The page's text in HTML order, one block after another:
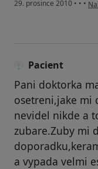
29. prosince 2010 • • •
Pacient
Pani doktorka
osetreni,jake mi
nevidel nikde a
zubare.Zuby mi
a vypada velmi